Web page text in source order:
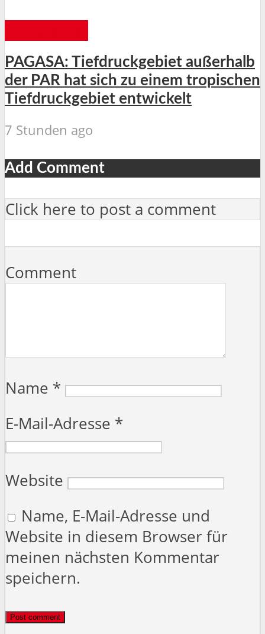
PAGASA: Tiefdruckgebiet außerhalb
der PAR hat sich zu einem tropischen
Tiefdruckgebiet entwickelt
7 Stunden ago
Add Comment
Click here to post a comment
Comment
Name *
E-Mail-Adresse *
Website
Name, E-Mail-Adresse und
Website in diesem Browser für
meinen nächsten Kommentar
speichern.